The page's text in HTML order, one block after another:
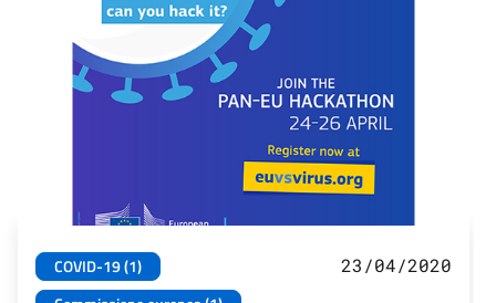
COVID-19 (1)
23/04/2020